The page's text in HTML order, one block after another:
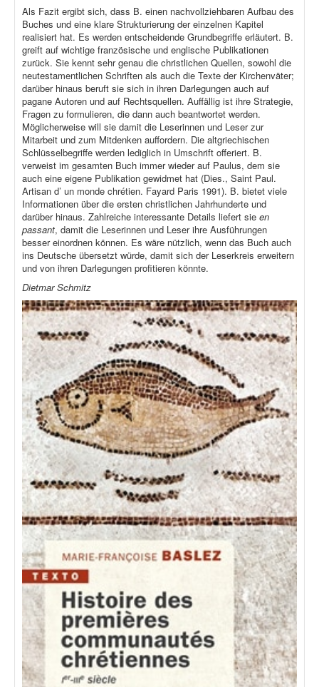
Als Fazit ergibt sich, dass B. einen nachvollziehbaren Aufbau des
Buches und eine klare Strukturierung der einzelnen Kapitel
realisiert hat. Es werden entscheidende Grundbegriffe erläutert. B.
greift auf wichtige französische und englische Publikationen
zurück. Sie kennt sehr genau die christlichen Quellen, sowohl die
neutestamentlichen Schriften als auch die Texte der Kirchenväter;
darüber hinaus beruft sie sich in ihren Darlegungen auch auf
pagane Autoren und auf Rechtsquellen. Auffällig ist ihre Strategie,
Fragen zu formulieren, die dann auch beantwortet werden.
Möglicherweise will sie damit die Leserinnen und Leser zur
Mitarbeit und zum Mitdenken auffordern. Die altgriechischen
Schlüsselbegriffe werden lediglich in Umschrift offeriert. B.
verweist im gesamten Buch immer wieder auf Paulus, dem sie
auch eine eigene Publikation gewidmet hat (Dies., Saint Paul.
Artisan d’ un monde chrétien. Fayard Paris 1991). B. bietet viele
Informationen über die ersten christlichen Jahrhunderte und
darüber hinaus. Zahlreiche interessante Details liefert sie en
passant, damit die Leserinnen und Leser ihre Ausführungen
besser einordnen können. Es wäre nützlich, wenn das Buch auch
ins Deutsche übersetzt würde, damit sich der Leserkreis erweitern
und von ihren Darlegungen profitieren könnte.
Dietmar Schmitz